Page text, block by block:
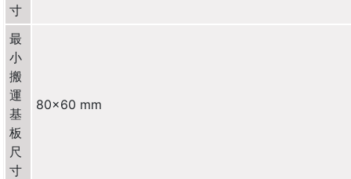
寸
最
小
搬
運
基
板
尺
寸
80×60 mm